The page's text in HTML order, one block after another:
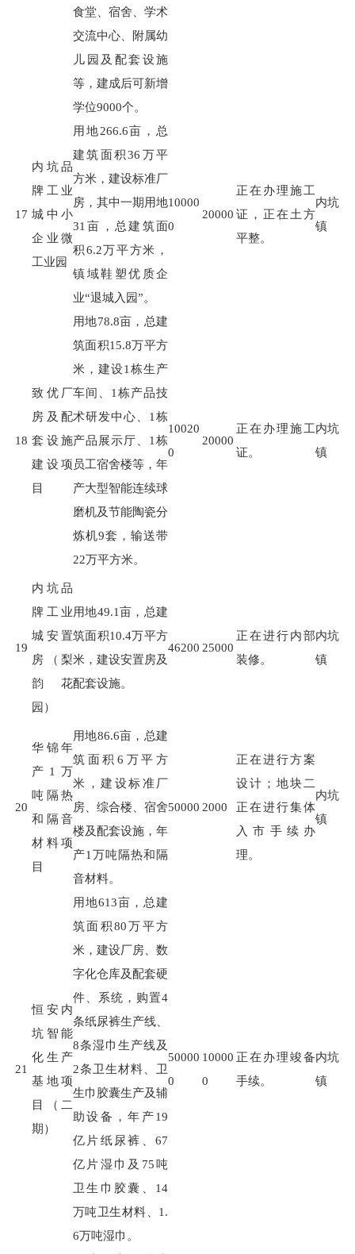
食堂、宿舍、学术
交流中心、附属幼
儿园及配套设施
等，建成后可新增
学位9000个。
17
内坑品
牌工业
城中小
企业微
工业园
用地266.6亩，总
建筑面积36 万平
方米，建设标准厂
房，其中一期用地
31 亩，总建筑面
积6.2万平方米，
镇域鞋塑优质企
业“退城入园”。
10000
0
20000
正在办理施工
证，正在土方
平整。
内坑
镇
18
致优厂
房及配
套设施
建设项
目
用地78.8亩，总建
筑面积15.8万平方
米，建设1 栋生产
车间、 1 栋产品技
术研发中心、 1 栋
产品展示厅、 1 栋
员工宿舍楼等，年
产大型智能连续球
磨机及节能陶瓷分
炼机9套，输送带
22万平方米。
10020
0
20000
正在办理施工
证。
内坑
镇
19
内坑品
牌工业
城安置
房（梨
韵花
园）
用地49.1亩，总建
筑面积10.4万平方
米，建设安置房及
配套设施。
46200 25000
正在进行内部
装修。
内坑
镇
20
华锦年
产1万
吨隔热
和隔音
材料项
目
用地86.6亩，总建
筑面积 6 万平方
米，建设标准厂
房、综合楼、宿舍
楼及配套设施，年
产1 万吨隔热和隔
音材料。
50000 2000
正在进行方案
设计；地块二
正在进行集体
入市手续办
理。
内坑
镇
21
恒安内
坑智能
化生产
基地项
目（二
期）
用地613亩，总建
筑面积80万平方
米，建设厂房、数
字化仓库及配套硬
件、系统，购置4
条纸尿裤生产线、
8条湿巾生产线及
2条卫生材料、卫
生巾胶囊生产及辅
助设备，年产19
亿片纸尿裤、 67
亿片湿巾及 75吨
卫生巾胶囊、 14
万吨卫生材料、 1.
6万吨湿巾。
50000
0
10000
0
正在办理竣备
手续。
内坑
镇